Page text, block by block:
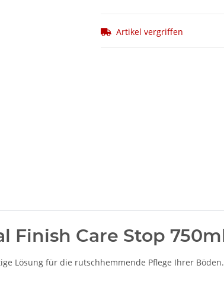
Artikel vergriffen
Finish Care Stop
Lösung für die rutschhemmende Pflege Ihrer